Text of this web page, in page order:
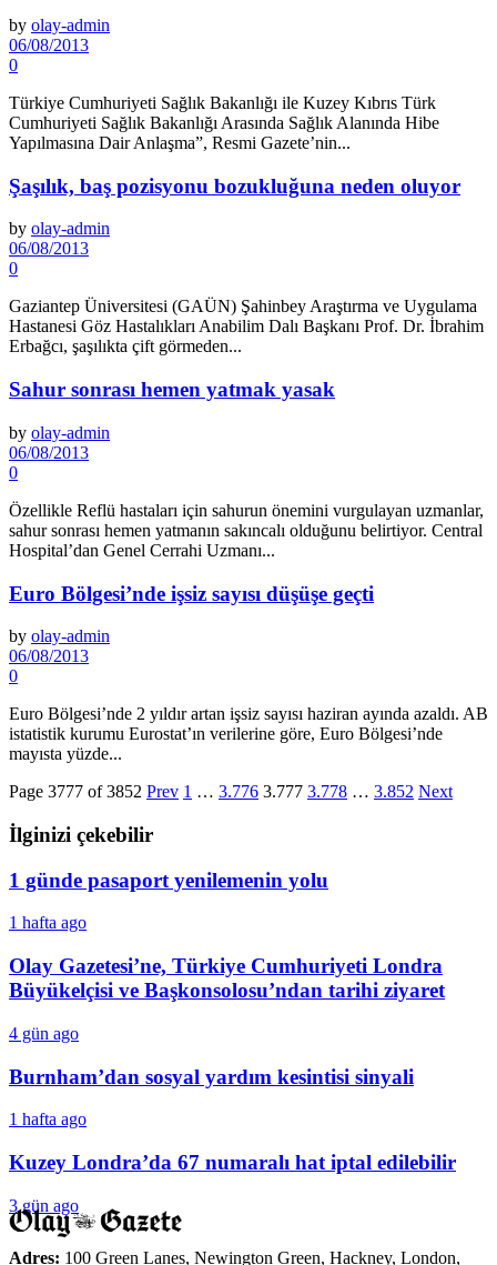
by olay-admin
06/08/2013
0
Türkiye Cumhuriyeti Sağ­lık Bakanlığı ile Kuzey Kıbrıs Türk
Cumhuriyeti Sağlık Ba­kanlığı Arasında Sağlık Ala­nında Hibe
Yapılmasına Dair Anlaşma”, Resmi Gazete’nin...
Şaşılık, baş pozisyonu bozukluğuna neden oluyor
by olay-admin
06/08/2013
0
Gaziantep Üniversitesi (GAÜN) Şahinbey Araştırma ve Uygulama
Hastanesi Göz Hasta­lıkları Anabilim Dalı Başkanı Prof. Dr. İbrahim
Erbağcı, şaşılıkta çift görmeden...
Sahur sonrası hemen yatmak yasak
by olay-admin
06/08/2013
0
Özellikle Reflü hastaları için sa­hurun önemini vurgulayan uzman­lar,
sahur sonrası hemen yatmanın sakıncalı olduğunu belirtiyor. Central
Hospital’dan Genel Cerrahi Uzmanı...
Euro Bölgesi’nde işsiz sayısı düşüşe geçti
by olay-admin
06/08/2013
0
Euro Bölgesi’nde 2 yıldır ar­tan işsiz sayısı haziran ayında azaldı. AB
istatistik kurumu Eurostat’ın verilerine göre, Euro Bölgesi’nde
mayısta yüzde...
Page 3777 of 3852 Prev 1 … 3.776 3.777 3.778 … 3.852 Next
İlginizi çekebilir
1 günde pasaport yenilemenin yolu
1 hafta ago
Olay Gazetesi’ne, Türkiye Cumhuriyeti Londra
Büyükelçisi ve Başkonsolosu’ndan tarihi ziyaret
4 gün ago
Burnham’dan sosyal yardım kesintisi sinyali
1 hafta ago
Kuzey Londra’da 67 numaralı hat iptal edilebilir
3 gün ago
Adres: 100 Green Lanes, Newington Green, Hackney, London,